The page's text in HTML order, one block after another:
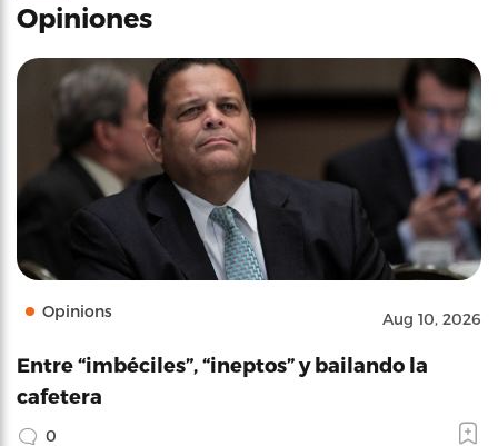
Opiniones
Opinions Aug 10, 2026
Entre “imbéciles”, “ineptos” y bailando la
cafetera
0